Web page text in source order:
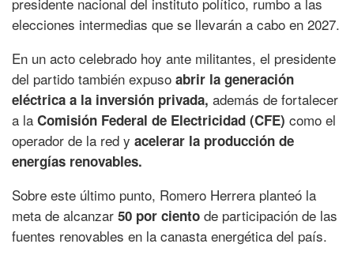
elecciones intermedias que se llevarán a cabo en 2027.
En un acto celebrado hoy ante militantes, el presidente
del partido también expuso abrir la generación
eléctrica a la inversión privada, además de fortalecer
a la Comisión Federal de Electricidad (CFE) como el
operador de la red y acelerar la producción de
energías renovables.
Sobre este último punto, Romero Herrera planteó la
meta de alcanzar 50 por ciento de participación de las
fuentes renovables en la canasta energética del país.